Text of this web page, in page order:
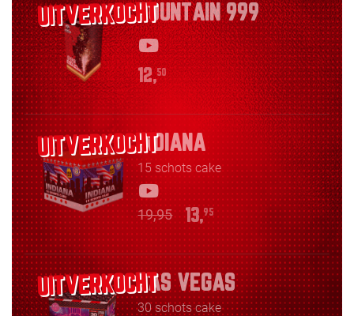
FOUNTAIN 999
12,50
INDIANA
15 schots cake
19,95 13,95
LAS VEGAS
30 schots cake